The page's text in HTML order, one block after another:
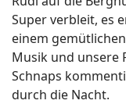
Super verbleit, es
einem
Musik und unsere
Schnaps
durch die Nacht.